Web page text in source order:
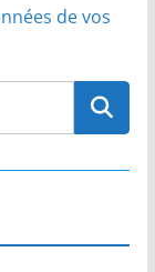
de vos